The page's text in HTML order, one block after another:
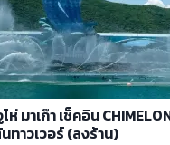
ห่ มาเก๊า เช็คอิน
ทาวเวอร์ (ลงร้าน)